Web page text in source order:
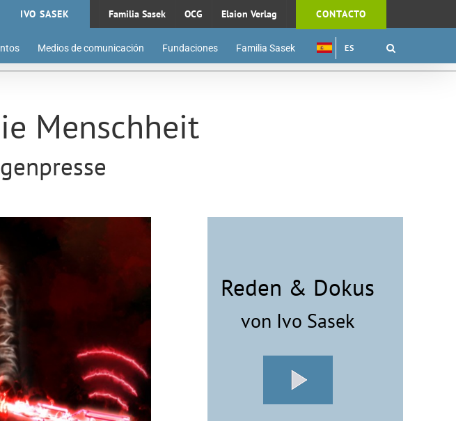
IVO SASEK Familia Sasek OCG Elaion Verlag CONTACTO
Medios de comunicación Fundaciones Familia Sasek ES
Menschheit
Reden & Dokus
von Ivo Sasek